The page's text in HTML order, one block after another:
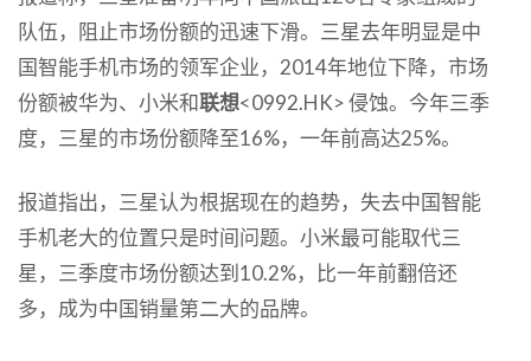
队伍，阻止市场份额的迅速下滑。三星去年明显是中
国智能手机市场的领军企业，2014年地位下降，市场
份额被华为、小米和联想<0992.HK> 侵蚀。今年三季
度，三星的市场份额降至16%，一年前高达25%。
报道指出，三星认为根据现在的趋势，失去中国智能
手机老大的位置只是时间问题。小米最可能取代三
星，三季度市场份额达到10.2%，比一年前翻倍还
多，成为中国销量第二大的品牌。